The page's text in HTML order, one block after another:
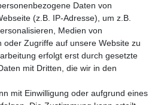
Daten von
(z.B. IP-Adresse), um z.B.
Medien von
oder Zugriffe auf unsere Website zu
erfolgt erst durch gesetzte
mit Dritten, die wir in den
mit Einwilligung oder aufgrund eines